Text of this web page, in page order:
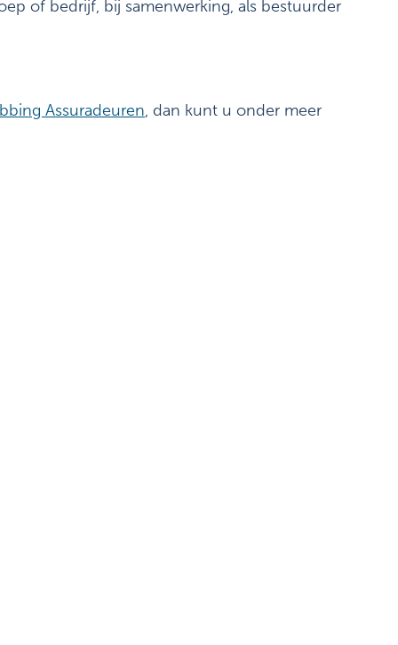
of bedrijf, bij samenwerking, als bestuurder
Assuradeuren, dan kunt u onder meer